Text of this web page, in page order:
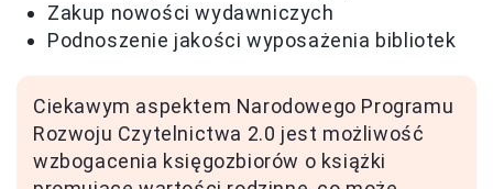
Zakup nowości wydawniczych
Podnoszenie jakości wyposażenia bibliotek
Ciekawym aspektem Narodowego Programu
Rozwoju Czytelnictwa 2.0 jest możliwość
wzbogacenia księgozbiorów o książki